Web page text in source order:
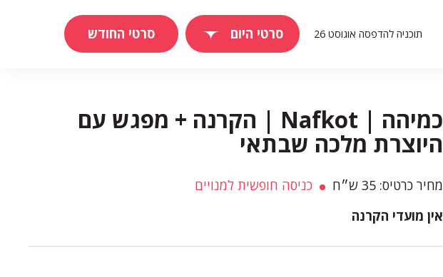
תוכניה להדפסה אוגוסט 26 סרטי היום סרטי החודש
כמיהה | Nafkot | הקרנה + מפגש עם
היוצרת מלכה שבתאי
מחיר כרטיס: 35 ש״ח
כניסה חופשית למנויים
אין מועדי הקרנה